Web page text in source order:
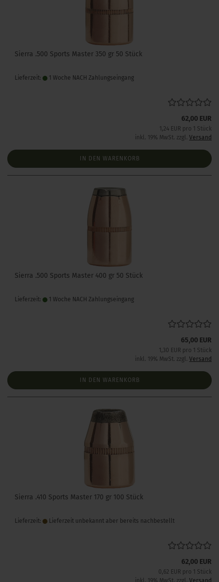
Sierra .500 Sports Master 350 gr 50 Stück
Lieferzeit: 1 Woche NACH Zahlungseingang
62,00 EUR
1,24 EUR pro 1 Stück
inkl. 19% MwSt. zzgl. Versand
IN DEN WARENKORB
Sierra .500 Sports Master 400 gr 50 Stück
Lieferzeit: 1 Woche NACH Zahlungseingang
65,00 EUR
1,30 EUR pro 1 Stück
inkl. 19% MwSt. zzgl. Versand
IN DEN WARENKORB
Sierra .410 Sports Master 170 gr 100 Stück
Lieferzeit: Lieferzeit unbekannt aber bereits nachbestellt
62,00 EUR
0,62 EUR pro 1 Stück
inkl. 19% MwSt. zzgl. Versand